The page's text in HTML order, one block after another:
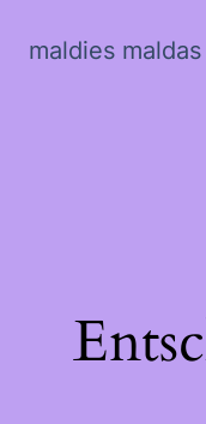
maldies maldas